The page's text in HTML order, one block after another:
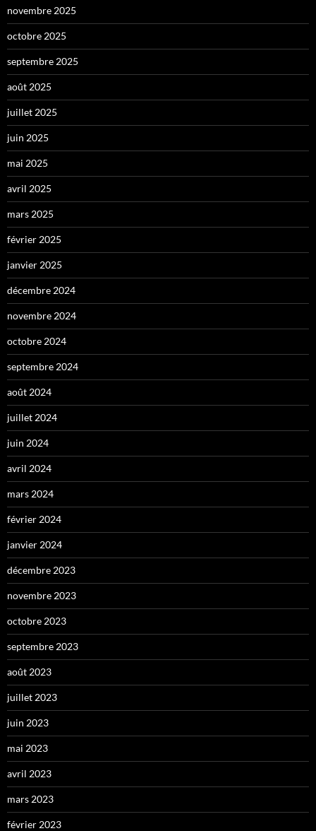
novembre 2025
octobre 2025
septembre 2025
août 2025
juillet 2025
juin 2025
mai 2025
avril 2025
mars 2025
février 2025
janvier 2025
décembre 2024
novembre 2024
octobre 2024
septembre 2024
août 2024
juillet 2024
juin 2024
avril 2024
mars 2024
février 2024
janvier 2024
décembre 2023
novembre 2023
octobre 2023
septembre 2023
août 2023
juillet 2023
juin 2023
mai 2023
avril 2023
mars 2023
février 2023